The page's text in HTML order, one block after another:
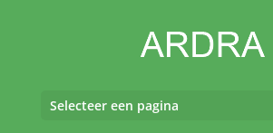
Selecteer een pagina